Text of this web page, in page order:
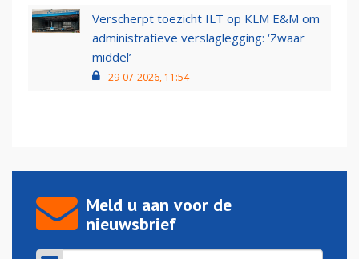
Verscherpt toezicht ILT op KLM E&M om
administratieve verslaglegging: ‘Zwaar
middel’
29-07-2026, 11:54
Meld u aan voor de
nieuwsbrief